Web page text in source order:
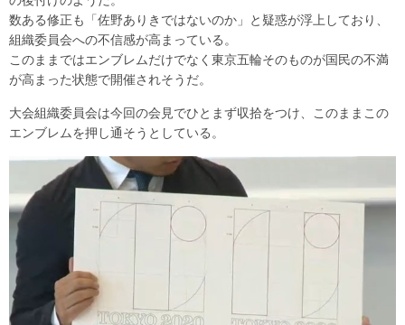
数ある修正も「佐野ありきではないのか」と疑惑が浮上しており、
組織委員会への不信感が高まっている。
このままではエンブレムだけでなく東京五輪そのものが国民の不満
が高まった状態で開催されそうだ。
大会組織委員会は今回の会見でひとまず収拾をつけ、このままこの
エンブレムを押し通そうとしている。